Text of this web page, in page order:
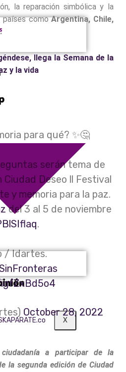
X
la reparación simbólica y la
países comoArgentina, Chile,
llega la Semana de la
y la vida
para qué? ✨🤔
serán tema de
Ciudad Deseo ll Festival
y memoria para la paz.
del 3 al 5 de noviembre
.
/ Idartes.
October 28, 2022
a participar de la
la segunda edición de Ciudad